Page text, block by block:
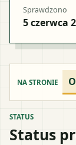
Sprawdzono
5 czerwca
NA STRONIE
STATUS
Status